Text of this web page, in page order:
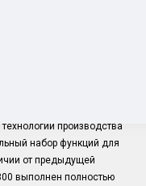
производства
набор функций для
от предыдущей
выполнен полностью